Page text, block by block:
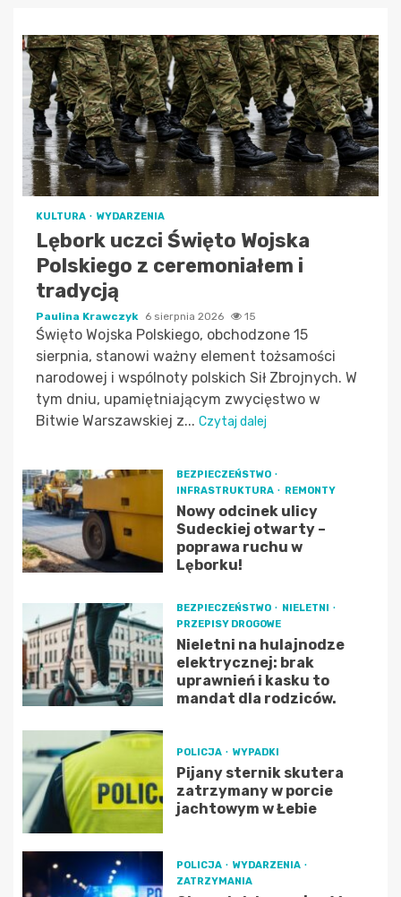
KULTURA WYDARZENIA
Lębork uczci Święto Wojska
Polskiego z ceremoniałem i
tradycją
Paulina Krawczyk 6 sierpnia 2026 15
Święto Wojska Polskiego, obchodzone 15
sierpnia, stanowi ważny element tożsamości
narodowej i wspólnoty polskich Sił Zbrojnych. W
tym dniu, upamiętniającym zwycięstwo w
Bitwie Warszawskiej z... Czytaj dalej
BEZPIECZEŃSTWO
INFRASTRUKTURA
REMONTY
Nowy odcinek ulicy
Sudeckiej otwarty –
poprawa ruchu w
Lęborku!
BEZPIECZEŃSTWO
NIELETNI
PRZEPISY DROGOWE
Nieletni na hulajnodze
elektrycznej: brak
uprawnień i kasku to
mandat dla rodziców.
POLICJA WYPADKI
Pijany sternik skutera
zatrzymany w porcie
jachtowym w Łebie
POLICJA
WYDARZENIA
ZATRZYMANIA